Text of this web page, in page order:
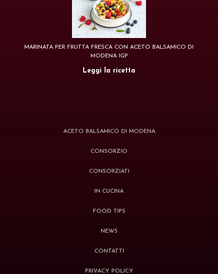
MARINATA PER FRUTTA FRESCA CON ACETO BALSAMICO DI
MODENA IGP
Leggi la ricetta
ACETO BALSAMICO DI MODENA
CONSORZIO
CONSORZIATI
IN CUCINA
FOOD TIPS
NEWS
CONTATTI
PRIVACY POLICY